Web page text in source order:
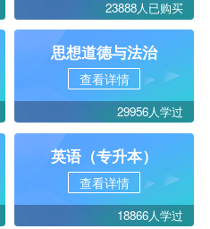
23888人已购买
思想道德与法治
查看详情
29956人学过
英语（专升本）
查看详情
18866人学过